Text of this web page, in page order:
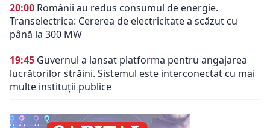
20:00 Românii au redus consumul de energie.
Transelectrica: Cererea de electricitate a scăzut cu
până la 300 MW
19:45 Guvernul a lansat platforma pentru angajarea
lucrătorilor străini. Sistemul este interconectat cu mai
multe instituții publice